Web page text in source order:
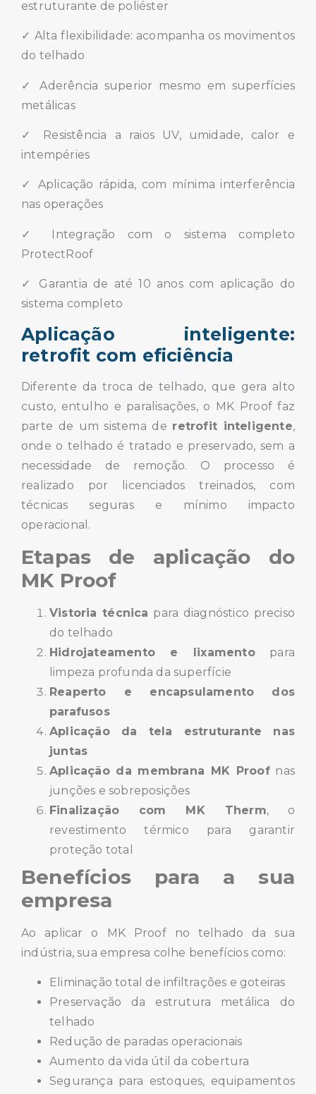
estruturante de poliéster
✓ Alta flexibilidade: acompanha os movimentos
do telhado
✓ Aderência superior mesmo em superfícies
metálicas
✓ Resistência a raios UV, umidade, calor e
intempéries
✓ Aplicação rápida, com mínima interferência
nas operações
✓ Integração com o sistema completo
ProtectRoof
✓ Garantia de até 10 anos com aplicação do
sistema completo
Aplicação inteligente:
retrofit com eficiência
Diferente da troca de telhado, que gera alto
custo, entulho e paralisações, o MK Proof faz
parte de um sistema de retrofit inteligente,
onde o telhado é tratado e preservado, sem a
necessidade de remoção. O processo é
realizado por licenciados treinados, com
técnicas seguras e mínimo impacto
operacional.
Etapas de aplicação do
MK Proof
Vistoria técnica para diagnóstico preciso
do telhado
Hidrojateamento e lixamentopara
limpeza profunda da superfície
Reaperto e encapsulamento dos
parafusos
Aplicação da tela estruturante nas
juntas
Aplicação da membrana MK Proofnas
junções e sobreposições
Finalização com MK Therm, o
revestimento térmico para garantir
proteção total
Benefícios para a sua
empresa
Ao aplicar o MK Proof no telhado da sua
indústria, sua empresa colhe benefícios como:
Eliminação total de infiltrações e goteiras
Preservação da estrutura metálica do
telhado
Redução de paradas operacionais
Aumento da vida útil da cobertura
Segurança para estoques, equipamentos